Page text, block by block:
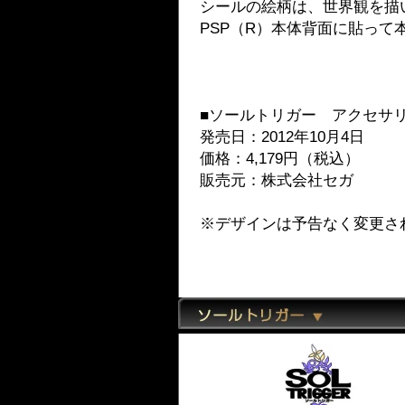
シールの絵柄は、世界観を
PSP（R）本体背面に貼って
■ソールトリガー アクセサ
発売日：2012年10月4日
価格：4,179円（税込）
販売元：株式会社セガ
※デザインは予告なく変更さ